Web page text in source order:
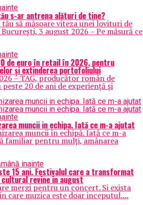
s-ar antrena alături de tine?
să măsoare viteza unei lovituri de
3 august 2026 – Pe măsură ce
de euro în retail în 2026, pentru
și extinderea portofoliului
– TAG, producător român de
20 de ani de experiență și
muncii in echipa. Iată ce m-a ajutat
muncii în echipă. Iată ce m-a
familiar pentru mulți, amânarea
inainte
15 ani. Festivalul care a transformat
revine in august
mergi pentru un concert. Si exista
care muzica este doar inceputul....